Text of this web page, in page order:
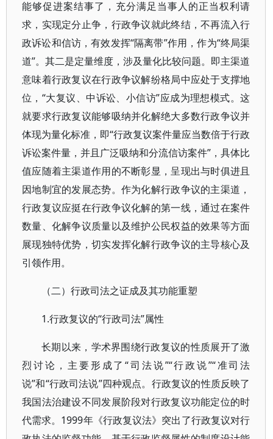
能够促进案结事了，充分满足当事人的正当权利请
求，实现定分止争，行政争议就此终结，不再流入行
政诉讼和信访，有效发挥“隔离带”作用，作为“终局渠
道”。其二是定量维度，涉及量化比较问题。即主渠道
意味着行政复议在行政争议解纷格局中应处于支撑地
位，“大复议、中诉讼、小信访”应成为理想模式。这
就要求行政复议能够吸纳并化解绝大多数行政争议并
体现为量化标准，即“行政复议案件量应当数倍于行政
诉讼案件量，并且广泛吸纳和分流信访案件”，具体比
值应随着主渠道作用的不断彰显，呈现出与时俱进且
因地制宜的发展态势。作为化解行政争议的主渠道，
行政复议应挺在行政争议化解的第一线，通过在案件
数量、化解争议质量以及维护公民权益的效果等方面
展现独特优势，切实发挥化解行政争议的主导核心及
引领作用。
（二）行政司法之证成及其功能重塑
1.行政复议的“行政司法”属性
长期以来，学术界围绕行政复议的性质展开了激
烈讨论，主要形成了“司法说”“行政说”“准司法
说”和“行政司法说”四种观点。行政复议的性质反映了
我国法治建设不同发展阶段对行政复议功能定位的时
代需求。1999年《行政复议法》突出了行政复议对行